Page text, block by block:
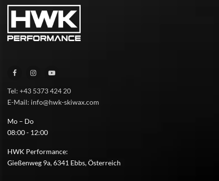
Tel: +43 5373 424 20
E-Mail: info@hwk-skiwax.com
Mo – Do
08:00 - 12:00
HWK Performance:
Gießenweg 9a, 6341 Ebbs, Österreich